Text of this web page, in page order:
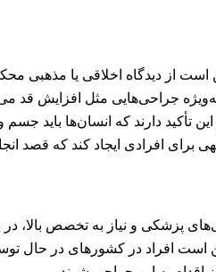
از دیدگاه اخلاقی یا مذهبی
جراحی‌هایی مثل افزایش قد
تأکید دارند که انسان‌ها باید
برای افرادی ایجاد کند که قصد
پزشکی و نیاز به تخصص
است افراد در کشورهای در حال